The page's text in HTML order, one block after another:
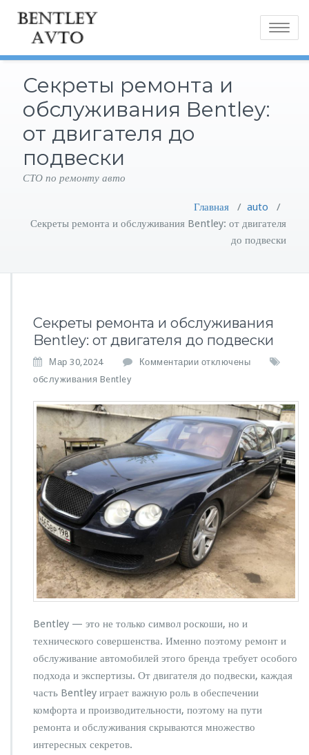
Toggle
Секреты ремонта и
обслуживания Bentley:
от двигателя до
подвески
СТО по ремонту авто
Главная / auto /
Секреты ремонта и обслуживания Bentley: от двигателя
до подвески
Секреты ремонта и обслуживания
Bentley: от двигателя до подвески
Мар 30,2024 Комментарии к
п
и
с
и
С
е
к
р
е
т
ы
р
е
м
о
т
а
о
б
с
л
ж
отключены
обслуживания Bentley
Bentley — это не только символ роскоши, но и
технического совершенства. Именно поэтому ремонт и
обслуживание автомобилей этого бренда требует особого
подхода и экспертизы. От двигателя до подвески, каждая
часть Bentley играет важную роль в обеспечении
комфорта и производительности, поэтому на пути
ремонта и обслуживания скрываются множество
интересных секретов.